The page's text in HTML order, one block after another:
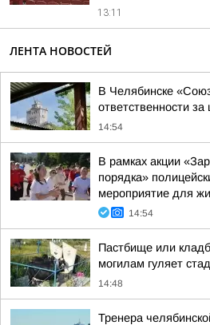
13:11
ЛЕНТА НОВОСТЕЙ
В Челябинске
ответственности
14:54
В рамках акции
порядка»
мероприятие для
14:54
Пастбище или
могилам гуляет
14:48
Тренера